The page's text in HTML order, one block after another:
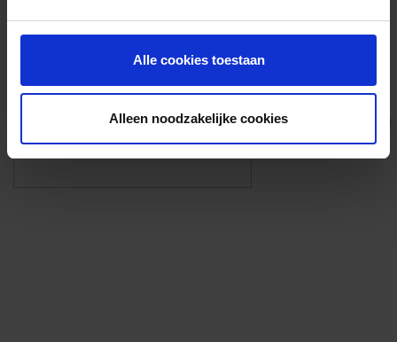
Alle cookies toestaan
Alleen noodzakelijke cookies
Foto’s ({{photos.length}})
Eigen foto’s